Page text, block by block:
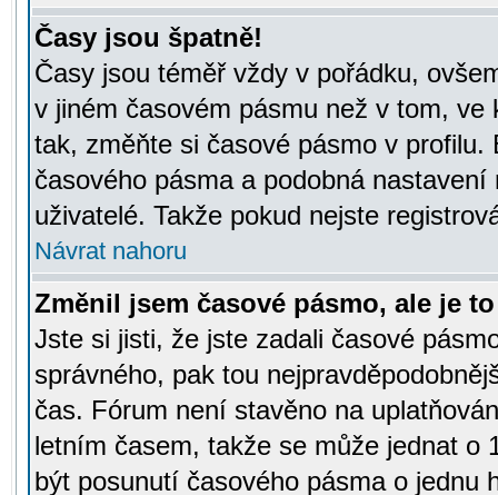
Časy jsou špatně!
Časy jsou téměř vždy v pořádku,
v jiném časovém pásmu než v tom,
tak, změňte si časové pásmo v
časového pásma a podobná
uživatelé. Takže pokud nejste
Návrat nahoru
Změnil jsem časové pásmo, ale je
Jste si jisti, že jste zadali časové
správného, pak tou
čas. Fórum není stavěno na
letním časem, takže se může jednat o
být posunutí časového pásma o jednu